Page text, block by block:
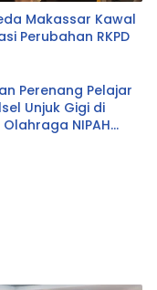
Makassar Kawal
Perubahan RKPD
Perenang Pelajar
Unjuk Gigi di
Olahraga NIPAH